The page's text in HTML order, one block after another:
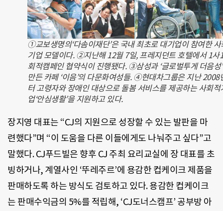
①교보생명의‘다솜이재단’은 국내 최초로 대기업이 참여한 사
기업 모델이다. ②지난해 12월 7일, 프레지던트 호텔에서 1사
회적캠페인 협약식이 진행됐다. ③삼성과 ‘글로벌투게 더음성
만든 카페 ‘이음’의 다문화여성들. ④현대차그룹은 지난 2008
터 고령자와 장애인 대상으로 돌봄 서비스를 제공하는 사회적
업‘안심생활’을 지원하고 있다.
장지영 대표는 “CJ의 지원으로 성장할 수 있는 발판을 마
련했다”며 “이 도움을 다른 이들에게도 나눠주고 싶다”고
말했다. CJ푸드빌은 향후 CJ 주최 요리교실에 장 대표를 초
빙하거나, 계열사인 ‘뚜레주르’에 용감한 컵케이크 제품을
판매하도록 하는 방식도 검토하고 있다. 용감한 컵케이크
는 판매수익금의 5%를 적립해, ‘CJ도너스캠프’ 공부방 아